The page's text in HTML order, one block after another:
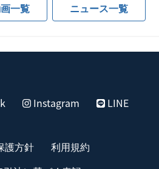
一覧 ニュース一覧
Instagram LINE
護方針
利用規約